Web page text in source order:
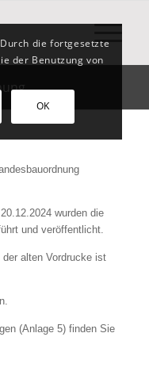
wurden die
und veröffentlicht.
der alten Vordrucke ist
(Anlage 5) finden Sie
die fortgesetzte
der Benutzung von
OK